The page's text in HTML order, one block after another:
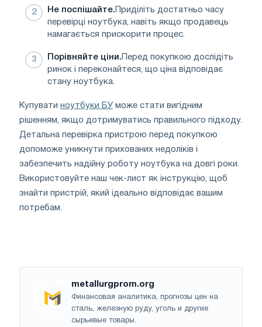
Не поспішайте. Приділіть достатньо часу
перевірці ноутбука, навіть якщо продавець
намагається прискорити процес.
Порівняйте ціни. Перед покупкою дослідіть
ринок і переконайтеся, що ціна відповідає
стану ноутбука.
Купувати ноутбуки БУ може стати вигідним
рішенням, якщо дотримуватись правильного підходу.
Детальна перевірка пристрою перед покупкою
допоможе уникнути прихованих недоліків і
забезпечить надійну роботу ноутбука на довгі роки.
Використовуйте наш чек-лист як інструкцію, щоб
знайти пристрій, який ідеально відповідає вашим
потребам.
metallurgprom.org
Финансовая аналитика, прогнозы цен на
сталь, железную руду, уголь и другие
сырьевые товары.